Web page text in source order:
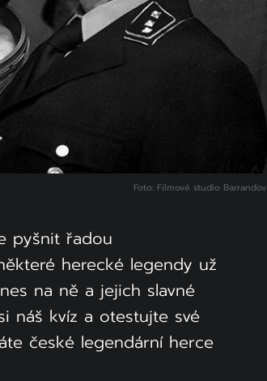
Foto: Filmové studio Barrandov
pyšnit řadou
herecké legendy už
na ně a jejich slavné
náš kvíz a otestujte své
české legendární herce